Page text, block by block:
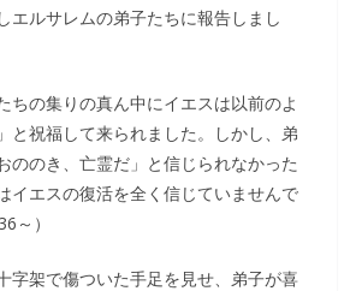
エルサレムの弟子たちに報告しまし
ちの集りの真ん中にイエスは以前のよ
と祝福して来られました。しかし、弟
ののき、亡霊だ」と信じられなかった
イエスの復活を全く信じていませんで
～）
字架で傷ついた手足を見せ、弟子が喜